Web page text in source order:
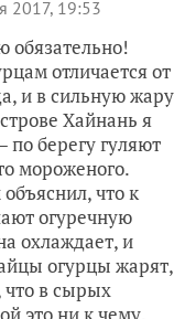
2017, 19:53
обязательно!
отличается от
и в сильную жару
Хайнань я
берегу гуляют
мороженого.
что к
огуречную
охлаждает, и
огурцы жарят,
что в сырых